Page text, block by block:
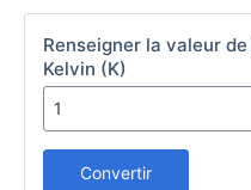
Renseigner la valeur
Kelvin (K)
Convertir